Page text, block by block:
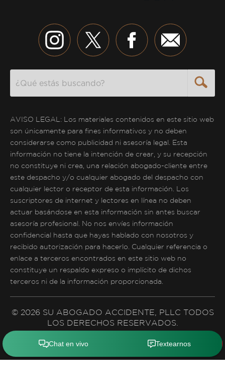
AVISO LEGAL: Los materiales contenidos en este sitio web
son únicamente para fines informativos y no deben
considerarse como publicidad ni asesoría legal. Esta
información no tiene la intención de crear, y su recepción
no constituye ni crea, una relación abogado-cliente entre
este despacho y/o cualquier abogado del despacho con
cualquier lector o receptor de esta información. Los
suscriptores de internet y lectores en línea no deben
actuar basándose en esta información sin antes buscar
asesoría profesional. No nos envíes información
confidencial hasta que hayas hablado con nosotros y
recibido autorización para hacerlo. Cualquier referencia o
enlace a terceros encontrados en este sitio web no
constituye un respaldo expreso o implícito de dichos
terceros ni de la información proporcionada.
© 2026 SU ABOGADO ACCIDENTE, PLLC TODOS
LOS DERECHOS RESERVADOS.